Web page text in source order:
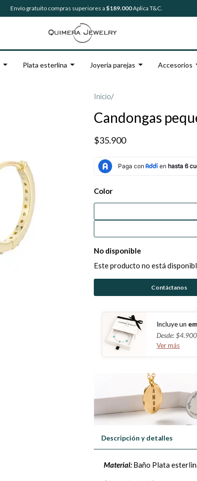
Envío gratuito compras superiores a $189.000Aplica T&C.
Plata esterlina Joyería parejas Accesorios
Inicio/
Candongas
$35.900
Color
No disponible
Este producto no está
Contáctanos
Incluye un
Desde: $4.900
Ver más
Descripción y detalles
Material:Baño Plata